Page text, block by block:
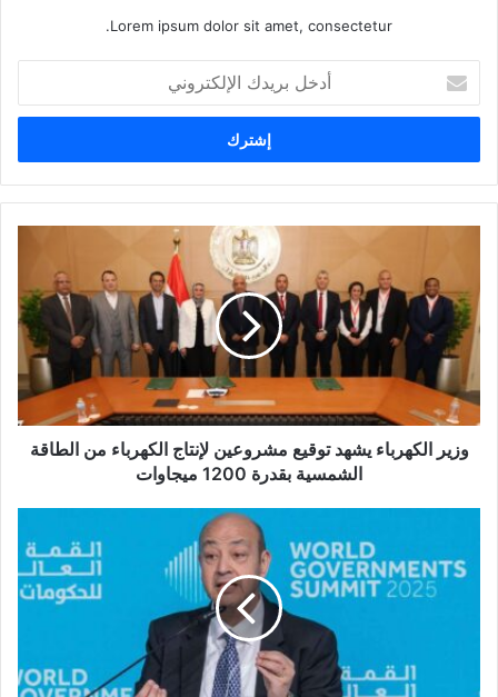
Lorem ipsum dolor sit amet, consectetur.
خ
ب
ر
ل
إ
ك
ر
وزير الكهرباء يشهد توقيع مشروعين لإنتاج الكهرباء من الطاقة
الشمسية بقدرة 1200 ميجاوات